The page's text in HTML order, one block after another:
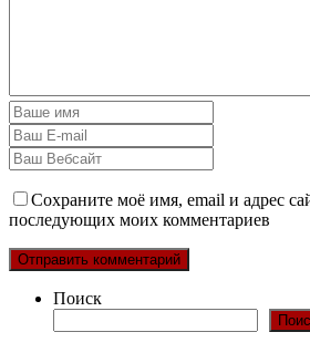
Сохраните моё имя, email и адрес
последующих моих комментариев
Поиск